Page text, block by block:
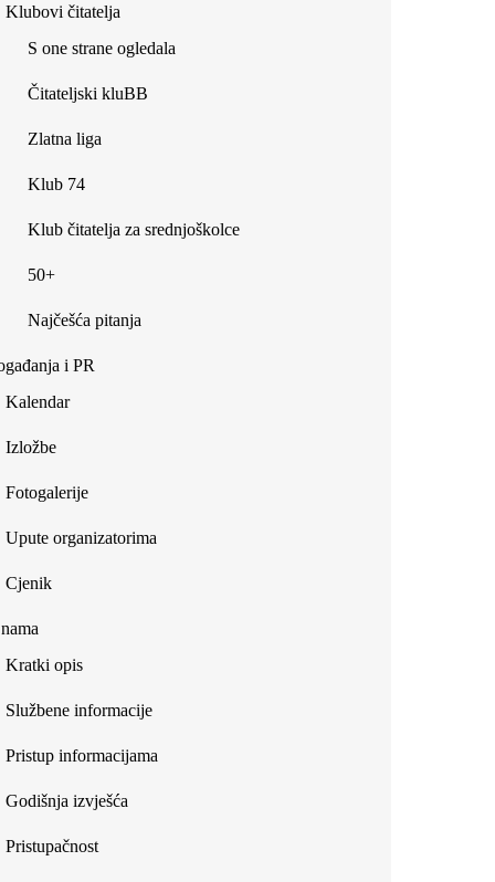
Klubovi čitatelja
S one strane ogledala
Čitateljski kluBB
Zlatna liga
Klub 74
Klub čitatelja za srednjoškolce
50+
Najčešća pitanja
i PR
Kalendar
Izložbe
Fotogalerije
Upute organizatorima
Cjenik
Kratki opis
Službene informacije
Pristup informacijama
Godišnja izvješća
Pristupačnost